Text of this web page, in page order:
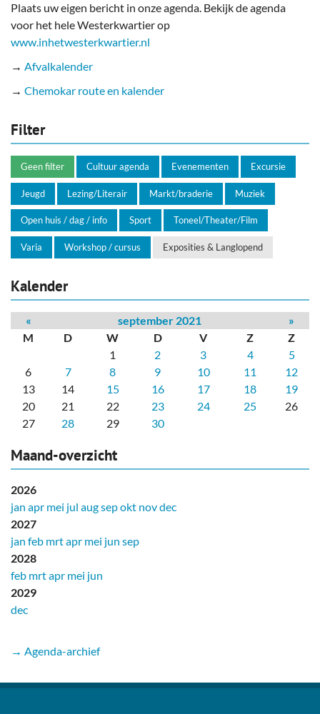
Plaats uw eigen bericht in onze agenda. Bekijk de agenda
voor het hele Westerkwartier op
www.inhetwesterkwartier.nl
→ Afvalkalender
→ Chemokar route en kalender
Filter
Geen filter Cultuur agenda Evenementen Excursie
Jeugd Lezing/Literair Markt/braderie Muziek
Open huis / dag / info Sport Toneel/Theater/Film
Varia Workshop / cursus Exposities & Langlopend
Kalender
« september 2021
»
M
D W D V Z
Z
1
2 3 4
5
6
7 8 9 10 11
12
13
14 15 16 17 18
19
20
21 22 23 24 25
26
27
28 29 30
Maand-overzicht
2026
jan apr mei jul augsepokt novdec
2027
jan feb mrtapr mei jun sep
2028
feb mrtapr mei jun
2029
dec
→ Agenda-archief